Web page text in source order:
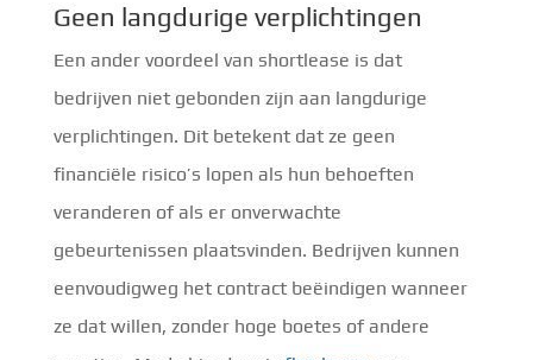
Geen langdurige verplichtingen
Een ander voordeel van shortlease is dat
bedrijven niet gebonden zijn aan langdurige
verplichtingen. Dit betekent dat ze geen
financiële risico’s lopen als hun behoeften
veranderen of als er onverwachte
gebeurtenissen plaatsvinden. Bedrijven kunnen
eenvoudigweg het contract beëindigen wanneer
ze dat willen, zonder hoge boetes of andere